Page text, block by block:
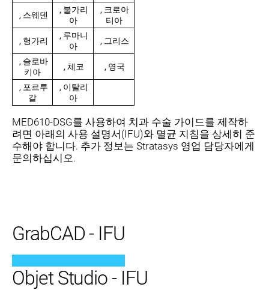
, 스웨덴
, 불가리
아
, 크로아
티아
, 헝가리
, 루마니
아
, 그리스
, 슬로바
키아
, 체코 , 영국
, 포르투
갈
, 이탈리
아
MED610-DSG를 사용하여 치과 수술 가이드를 제작하
려면 아래의 사용 설명서(IFU)와 멸균 지침을 상세히 준
수해야 합니다. 추가 정보는 Stratasys 영업 담당자에게
문의하십시오.
GrabCAD - IFU
Objet Studio - IFU